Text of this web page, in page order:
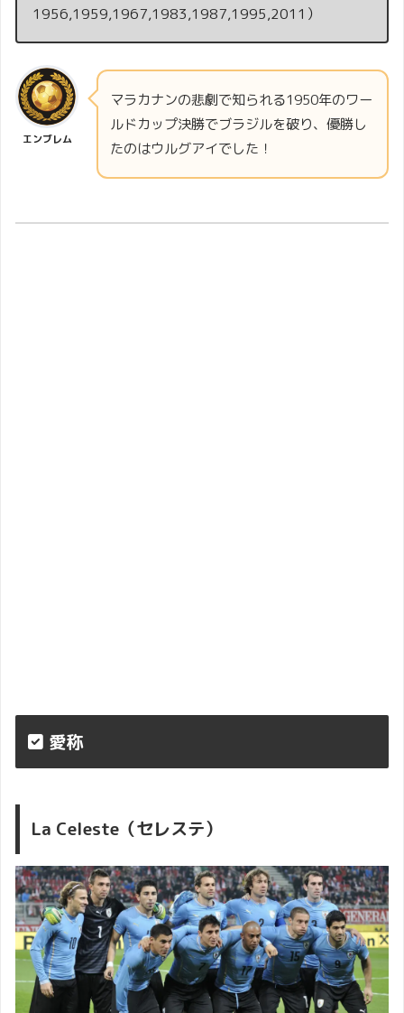
1956,1959,1967,1983,1987,1995,2011）
エンブレム
マラカナンの悲劇で知られる1950年のワー
ルドカップ決勝でブラジルを破り、優勝し
たのはウルグアイでした！
愛称
La Celeste（セレステ）